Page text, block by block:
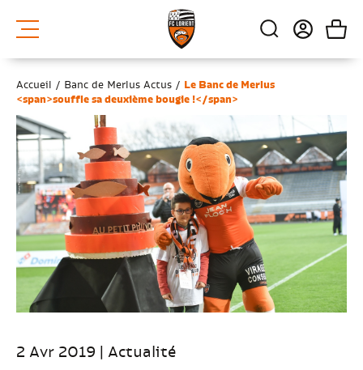
Accueil / Banc de Merlus Actus /
Le Banc de Merlus
<span>souffle sa deuxième bougie !</span>
2 Avr 2019 | Actualité